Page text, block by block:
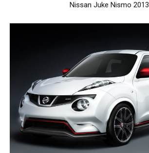
Nissan Juke Nismo 2013